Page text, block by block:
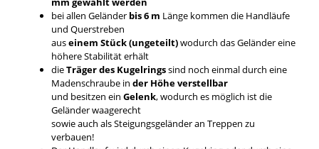
bei allen Geländer bis 6 m Länge kommen die Handläufe
und Querstreben
auseinem Stück (ungeteilt)wodurch das Geländer eine
höhere Stabilität erhält
dieTräger des Kugelringssind noch einmal durch eine
Madenschraube in der Höhe verstellbar
und besitzen ein Gelenk, wodurch es möglich ist die
Geländer waagerecht
sowie auch als Steigungsgeländer an Treppen zu
verbauen!